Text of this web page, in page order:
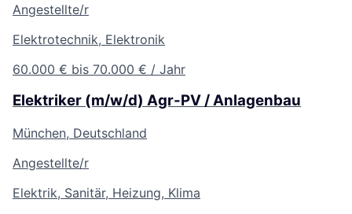
Angestellte/r
Elektrotechnik, Elektronik
60.000 € bis 70.000 € / Jahr
Elektriker (m/w/d) Agr-PV / Anlagenbau
München, Deutschland
Angestellte/r
Elektrik, Sanitär, Heizung, Klima